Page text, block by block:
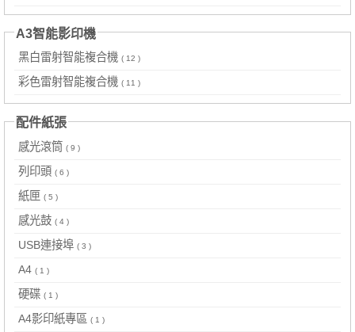
A3智能影印機
黑白雷射智能複合機 ( 12 )
彩色雷射智能複合機 ( 11 )
配件紙張
感光滾筒 ( 9 )
列印頭 ( 6 )
紙匣 ( 5 )
感光鼓 ( 4 )
USB連接埠 ( 3 )
A4 ( 1 )
硬碟 ( 1 )
A4影印紙專區 ( 1 )